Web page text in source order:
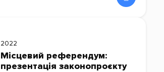
2022
Місцевий референдум:
презентація законопроєкту